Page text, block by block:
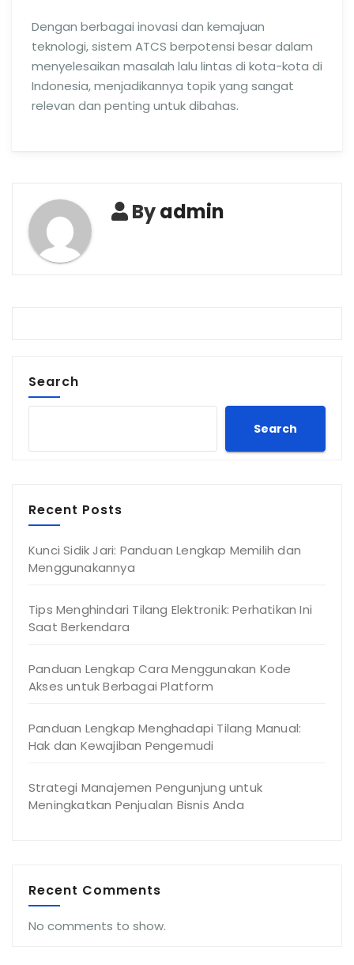
Dengan berbagai inovasi dan kemajuan
teknologi, sistem ATCS berpotensi besar dalam
menyelesaikan masalah lalu lintas di kota-kota di
Indonesia, menjadikannya topik yang sangat
relevan dan penting untuk dibahas.
Byadmin
Search
Search
Recent Posts
Kunci Sidik Jari: Panduan Lengkap Memilih dan
Menggunakannya
Tips Menghindari Tilang Elektronik: Perhatikan Ini
Saat Berkendara
Panduan Lengkap Cara Menggunakan Kode
Akses untuk Berbagai Platform
Panduan Lengkap Menghadapi Tilang Manual:
Hak dan Kewajiban Pengemudi
Strategi Manajemen Pengunjung untuk
Meningkatkan Penjualan Bisnis Anda
Recent Comments
No comments to show.